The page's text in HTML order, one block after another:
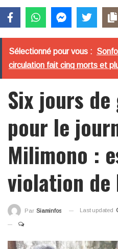
Sélectionné pour vous :
circulation fait cinq morts et
Six jours
pour le
Milimono :
violation de
Par Siaminfos Last updated